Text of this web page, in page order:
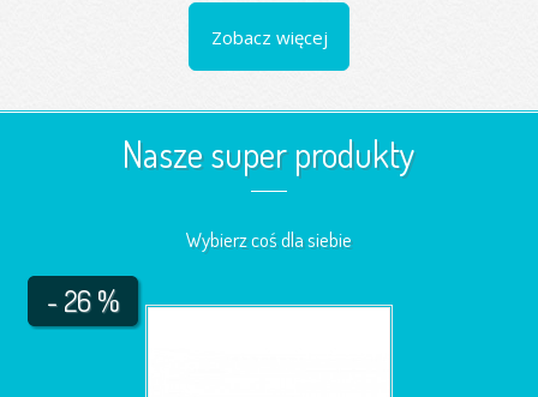
Zobacz więcej
Nasze super produkty
Wybierz coś dla siebie
- 26 %